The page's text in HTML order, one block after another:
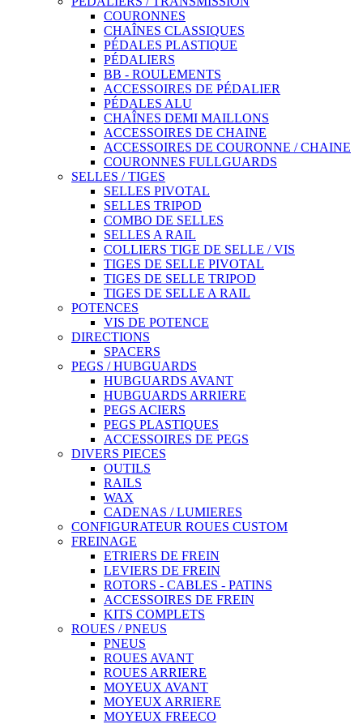
COURONNES
CHAÎNES CLASSIQUES
PÉDALES PLASTIQUE
PÉDALIERS
BB - ROULEMENTS
ACCESSOIRES DE PÉDALIER
PÉDALES ALU
CHAÎNES DEMI MAILLONS
ACCESSOIRES DE CHAINE
ACCESSOIRES DE COURONNE / CHAINE
COURONNES FULLGUARDS
SELLES / TIGES
SELLES PIVOTAL
SELLES TRIPOD
COMBO DE SELLES
SELLES A RAIL
COLLIERS TIGE DE SELLE / VIS
TIGES DE SELLE PIVOTAL
TIGES DE SELLE TRIPOD
TIGES DE SELLE A RAIL
POTENCES
VIS DE POTENCE
DIRECTIONS
SPACERS
PEGS / HUBGUARDS
HUBGUARDS AVANT
HUBGUARDS ARRIERE
PEGS ACIERS
PEGS PLASTIQUES
ACCESSOIRES DE PEGS
DIVERS PIECES
OUTILS
RAILS
WAX
CADENAS / LUMIERES
CONFIGURATEUR ROUES CUSTOM
FREINAGE
ETRIERS DE FREIN
LEVIERS DE FREIN
ROTORS - CABLES - PATINS
ACCESSOIRES DE FREIN
KITS COMPLETS
ROUES / PNEUS
PNEUS
ROUES AVANT
ROUES ARRIERE
MOYEUX AVANT
MOYEUX ARRIERE
MOYEUX FREECO